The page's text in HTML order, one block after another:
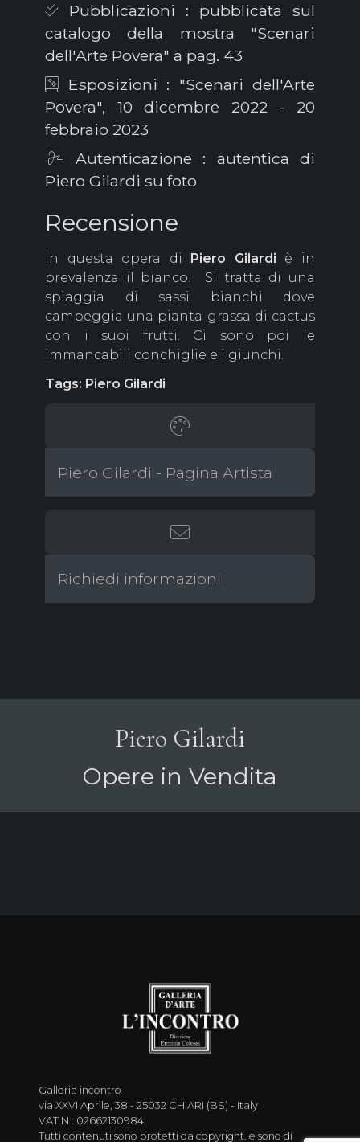
Pubblicazioni : pubblicata sul
catalogo della mostra "Scenari
dell'Arte Povera" a pag. 43
Esposizioni : "Scenari dell'Arte
Povera", 10 dicembre 2022 - 20
febbraio 2023
Autenticazione : autentica di
Piero Gilardi su foto
Recensione
In questa opera di Piero Gilardi è in
prevalenza il bianco. Si tratta di una
spiaggia di sassi bianchi dove
campeggia una pianta grassa di cactus
con i suoi frutti. Ci sono poi le
immancabili conchiglie e i giunchi.
Tags: Piero Gilardi
Piero Gilardi - Pagina Artista
Richiedi informazioni
Piero Gilardi
Opere in Vendita
Galleria incontro
via XXVI Aprile, 38 - 25032 CHIARI (BS) - Italy
VAT N : 02662130984
Tutti contenuti sono protetti da copyright. e sono di